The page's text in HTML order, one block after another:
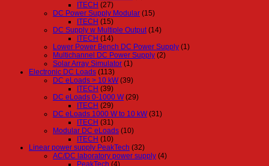
ITECH (27)
DC Power Supply Modular (15)
ITECH (15)
DC Supply w Multiple Output (14)
ITECH (14)
Lower Power Bench DC Power Supply (1)
Multichannel DC Power Supply (2)
Solar Array Simulator (1)
Electronic DC Loads (113)
DC eLoads > 10 kW (39)
ITECH (39)
DC eLoads 0-1000 W (29)
ITECH (29)
DC eLoads 1000 W to 10 kW (31)
ITECH (31)
Modular DC eLoads (10)
ITECH (10)
Linear power supply PeakTech (32)
AC/DC laboratory power supply (4)
PeakTech (4)